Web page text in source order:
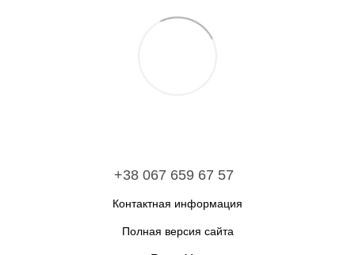
+38 067 659 67 57
Контактная информация
Полная версия сайта